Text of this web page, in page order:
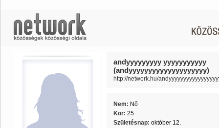
andyyyyyyyyy yyyyyyyyyyy
(andyyyyyyyyyyyyyyyyyyyy)
http://network.hu/
Nem: Nő
Kor: 25
Születésnap: október 12.